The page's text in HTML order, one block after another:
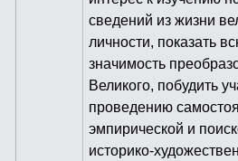
сведений из жизни
личности, показать
значимость
Великого, побудить
проведению
эмпирической и
историко-